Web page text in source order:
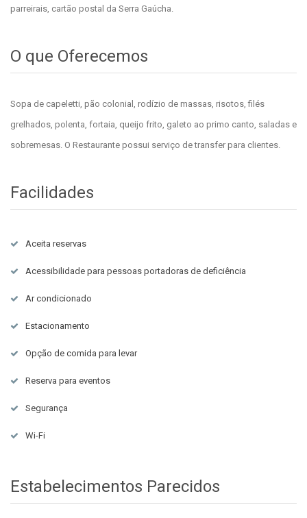
parreirais, cartão postal da Serra Gaúcha.
O que Oferecemos
Sopa de capeletti, pão colonial, rodízio de massas, risotos, filés
grelhados, polenta, fortaia, queijo frito, galeto ao primo canto, saladas e
sobremesas. O Restaurante possui serviço de transfer para clientes.
Facilidades
Aceita reservas
Acessibilidade para pessoas portadoras de deficiência
Ar condicionado
Estacionamento
Opção de comida para levar
Reserva para eventos
Segurança
Wi-Fi
Estabelecimentos Parecidos